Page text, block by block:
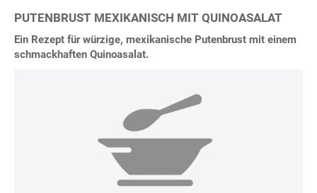
PUTENBRUST MEXIKANISCH MIT QUINOASALAT
Ein Rezept für würzige, mexikanische Putenbrust mit einem
schmackhaften Quinoasalat.